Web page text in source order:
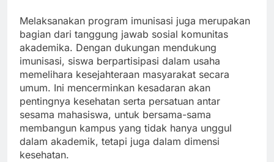
Melaksanakan program imunisasi juga merupakan
bagian dari tanggung jawab sosial komunitas
akademika. Dengan dukungan mendukung
imunisasi, siswa berpartisipasi dalam usaha
memelihara kesejahteraan masyarakat secara
umum. Ini mencerminkan kesadaran akan
pentingnya kesehatan serta persatuan antar
sesama mahasiswa, untuk bersama-sama
membangun kampus yang tidak hanya unggul
dalam akademik, tetapi juga dalam dimensi
kesehatan.